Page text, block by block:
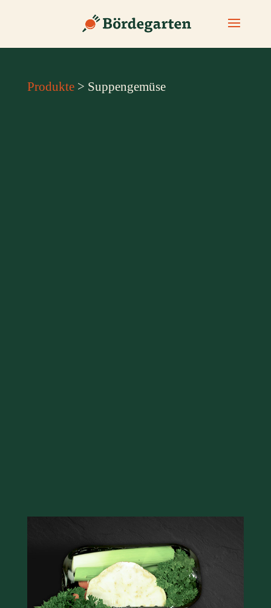
Produkte> Suppengemüse